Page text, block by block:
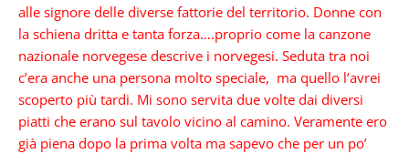
alle signore delle diverse fattorie del territorio. Donne con
la schiena dritta e tanta forza….proprio come la canzone
nazionale norvegese descrive i norvegesi. Seduta tra noi
c’era anche una persona molto speciale, ma quello l’avrei
scoperto più tardi. Mi sono servita due volte dai diversi
piatti che erano sul tavolo vicino al camino. Veramente ero
già piena dopo la prima volta ma sapevo che per un po’